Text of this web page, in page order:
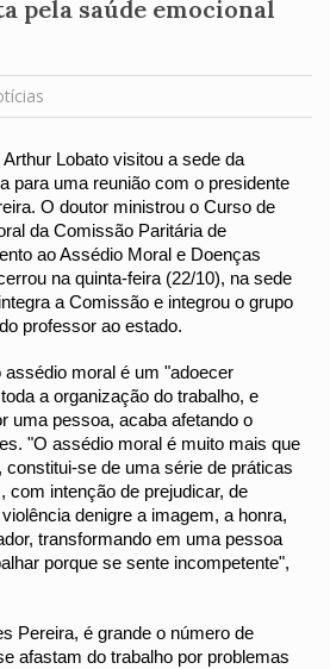
pela saúde emocional
Lobato visitou a sede da
para uma reunião com o presidente
O doutor ministrou o Curso de
da Comissão Paritária de
ao Assédio Moral e Doenças
na quinta-feira (22/10), na sede
a Comissão e integrou o grupo
professor ao estado.
assédio moral é um "adoecer
a organização do trabalho, e
uma pessoa, acaba afetando o
"O assédio moral é muito mais que
constitui-se de uma série de práticas
com intenção de prejudicar, de
denigre a imagem, a honra,
transformando em uma pessoa
porque se sente incompetente",
Pereira, é grande o número de
afastam do trabalho por problemas